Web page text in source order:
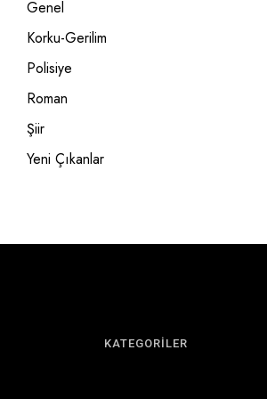
Genel
Korku-Gerilim
Polisiye
Roman
Şiir
Yeni Çıkanlar
KATEGORİLER